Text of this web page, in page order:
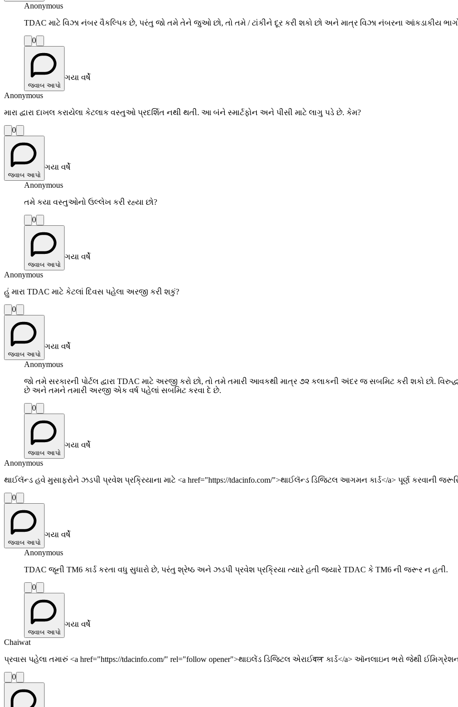
Anonymous
TDAC માટે વિઝા નંબર વૈકલ્પિક છે, પરંતુ જો તમે તેને જુઓ છો, તો તમે / ટાંકીને દૂર કરી શકો છો અને માત્ર વિઝા નંબરના આંકડાકીય
0
જવાબ આપો
ગયા વર્ષે
Anonymous
મારા દ્વારા દાખલ કરાયેલા કેટલાક વસ્તુઓ પ્રદર્શિત નથી થતી. આ બંને સ્માર્ટફોન અને પીસી માટે લાગુ પડે છે. કેમ?
0
જવાબ આપો
ગયા વર્ષે
Anonymous
તમે કયા વસ્તુઓનો ઉલ્લેખ કરી રહ્યા છો?
0
જવાબ આપો
ગયા વર્ષે
Anonymous
હું મારા TDAC માટે કેટલાં દિવસ પહેલા અરજી કરી શકું?
0
જવાબ આપો
ગયા વર્ષે
Anonymous
જો તમે સરકારની પોર્ટલ દ્વારા TDAC માટે અરજી કરો છો, તો તમે તમારી આવકથી માત્ર ૭૨ કલાકની અંદર જ સબમિટ કરી શકો છો.
છે અને તમને તમારી અરજી એક વર્ષ પહેલાં સબમિટ કરવા દે છે.
0
જવાબ આપો
ગયા વર્ષે
Anonymous
થાઈલૅન્ડ હવે મુસાફરોને ઝડપી પ્રવેશ પ્રક્રિયાના માટે <a href="https://tdacinfo.com/">થાઈલૅન્ડ ડિજિટલ આગમન કાર્ડ</a> પૂર્ણ કરવાની
0
જવાબ આપો
ગયા વર્ષે
Anonymous
TDAC જૂની TM6 કાર્ડ કરતા વધુ સુધારો છે, પરંતુ શ્રેષ્ઠ અને ઝડપી પ્રવેશ પ્રક્રિયા ત્યારે હતી જ્યારે TDAC કે TM6 ની જરૂર ન હતી.
0
જવાબ આપો
ગયા વર્ષે
Chaiwat
પ્રવાસ પહેલા તમારું <a href="https://tdacinfo.com/" rel="follow opener">થાઇલેંડ ડિજિટલ એરાઈवल કાર્ડ</a> ઑનલાઇન ભરો જેથી
0